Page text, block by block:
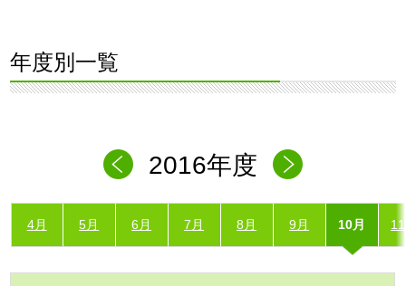
年度別一覧
2016年度
4月 5月 6月 7月 8月 9月 10月